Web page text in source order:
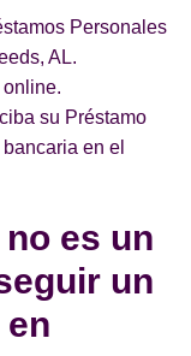
Personales
AL.
su Préstamo
en el
es un
un